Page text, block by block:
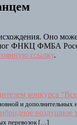
Оно
ФНКЦ ФМБА
ссылку.
конкурса
и
воздушное
перевозок […]